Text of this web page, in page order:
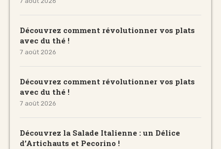
Découvrez comment révolutionner vos plats
avec du thé !
7 août 2026
Découvrez comment révolutionner vos plats
avec du thé !
7 août 2026
Découvrez la Salade Italienne : un Délice
d’Artichauts et Pecorino !